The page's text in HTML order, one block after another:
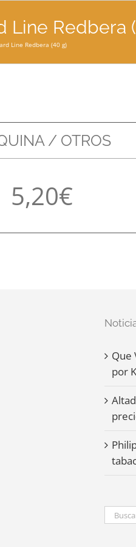
Line Redbera
Line Redbera (40 g)
/ OTROS
5,20
Que
por